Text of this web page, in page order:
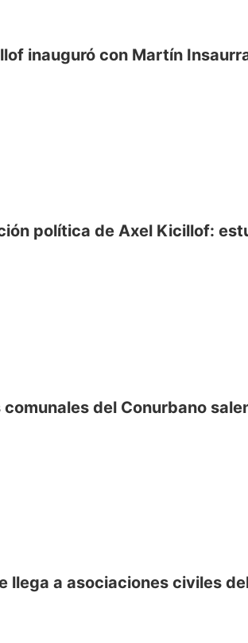
inauguró con Martín
política de Axel Kicillof:
del Conurbano
llega a asociaciones civiles